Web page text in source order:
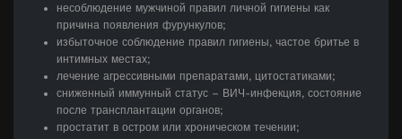
несоблюдение мужчиной правил личной гигиены как
причина появления фурункулов;
избыточное соблюдение правил гигиены, частое бритье в
интимных местах;
лечение агрессивными препаратами, цитостатиками;
сниженный иммунный статус – ВИЧ-инфекция, состояние
после трансплантации органов;
простатит в остром или хроническом течении;